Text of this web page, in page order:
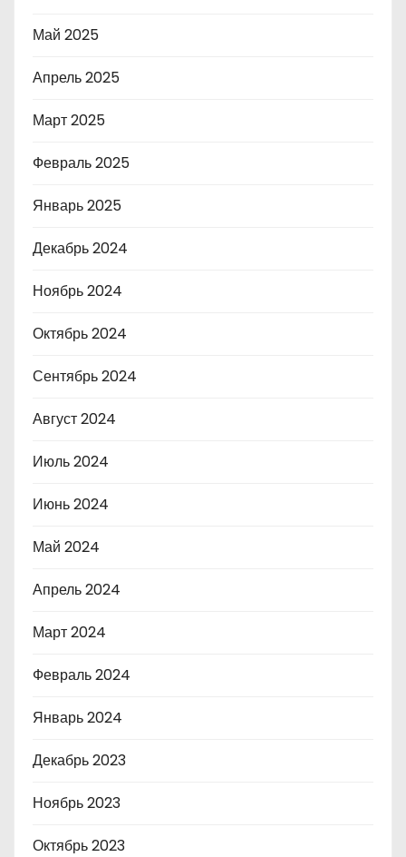
Май 2025
Апрель 2025
Март 2025
Февраль 2025
Январь 2025
Декабрь 2024
Ноябрь 2024
Октябрь 2024
Сентябрь 2024
Август 2024
Июль 2024
Июнь 2024
Май 2024
Апрель 2024
Март 2024
Февраль 2024
Январь 2024
Декабрь 2023
Ноябрь 2023
Октябрь 2023